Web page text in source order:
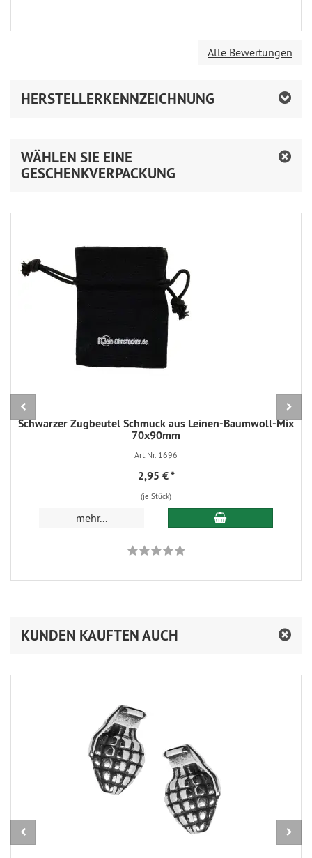
Alle Bewertungen
HERSTELLERKENNZEICHNUNG
WÄHLEN SIE EINE
GESCHENKVERPACKUNG
Schwarzer Zugbeutel Schmuck aus Leinen-Baumwoll-Mix
70x90mm
Art.Nr. 1696
2,95 €*
(je Stück)
mehr... In den Warenkorb
KUNDEN KAUFTEN AUCH